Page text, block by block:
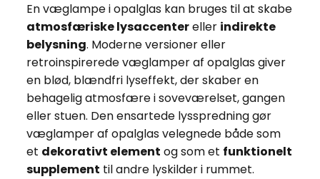
En væglampe i opalglas kan bruges til at skabe
atmosfæriske lysaccentereller indirekte
belysning. Moderne versioner eller
retroinspirerede væglamper af opalglas giver
en blød, blændfri lyseffekt, der skaber en
behagelig atmosfære i soveværelset, gangen
eller stuen. Den ensartede lysspredning gør
væglamper af opalglas velegnede både som
et dekorativt element og som et funktionelt
supplement til andre lyskilder i rummet.